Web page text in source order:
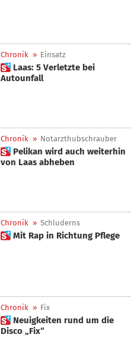
Chronik » Einsatz
 Laas: 5 Verletzte bei
Autounfall
Chronik » Notarzthubschrauber
 Pelikan wird auch weiterhin
von Laas abheben
Chronik » Schluderns
 Mit Rap in Richtung Pflege
Chronik » Fix
 Neuigkeiten rund um die
Disco „Fix“